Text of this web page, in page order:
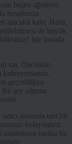
başını ağrıtıyor.
hesabınıza
alacaklı kalır. Hatta,
de büyük
İşte burada
var. Öncelikle,
geçerliliğini
Bir şey uğruna
arasında tam bir
kolaylaştırır.
harika bir